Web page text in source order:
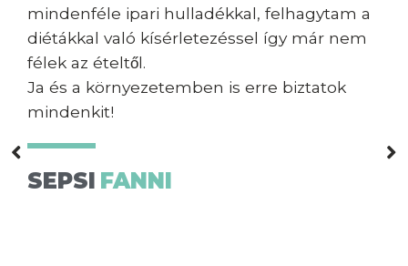
hogy ha igazán kitartó vagyok, minden
sikerülni fog az életem összes területén.
SZEKERES